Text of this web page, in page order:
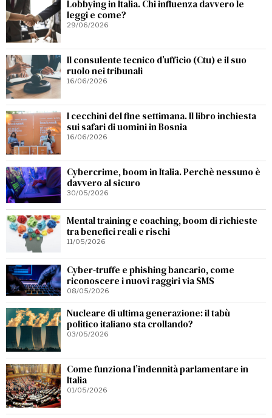
Lobbying in Italia. Chi influenza davvero le
leggi e come?
29/06/2026
Il consulente tecnico d’ufficio (Ctu) e il suo
ruolo nei tribunali
16/06/2026
I cecchini del fine settimana. Il libro inchiesta
sui safari di uomini in Bosnia
16/06/2026
Cybercrime, boom in Italia. Perchè nessuno è
davvero al sicuro
30/05/2026
Mental training e coaching, boom di richieste
tra benefici reali e rischi
11/05/2026
Cyber-truffe e phishing bancario, come
riconoscere i nuovi raggiri via SMS
08/05/2026
Nucleare di ultima generazione: il tabù
politico italiano sta crollando?
03/05/2026
Come funziona l’indennità parlamentare in
Italia
01/05/2026